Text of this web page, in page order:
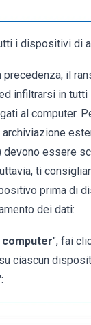
i dispositivi di
precedenza, il
infiltrarsi in
al computer.
devono essere
ti
prima di
dei dati:
", fai
ciascun